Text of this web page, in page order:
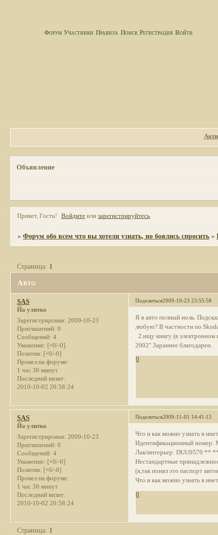
Форум Участники Правила Поиск Регистрация Войти
Объявление
Привет, Гость! Войдите илизарегистрируйтесь.
»Форум обо всем что вы хотели узнать, но боялись спросить »
Авто
Страница: 1
Поделиться2009-10-23 23:55:58
SAS
Йа улитко
Зарегистрирован: 2009-10-23
Приглашений: 0
Сообщений: 4
Уважение: [+0/-0]
Позитив: [+0/-0]
Провел на форуме:
1 час 30 минут
Последний визит:
2010-10-02 20:58:24
Я в авто полный ноль.
любую? В частности по
2.ищу книгу (в электронном
2002".Зараннее благодарен.
0
Поделиться2009-11-01 14:41:13
SAS
Йа улитко
Зарегистрирован: 2009-10-23
Приглашений: 0
Сообщений: 4
Уважение: [+0/-0]
Позитив: [+0/-0]
Провел на форуме:
1 час 30 минут
Последний визит:
2010-10-02 20:58:24
Что и как можно узнать в
Идентификационный
Лак/интерьер: DUU9570 **
Нестандартные
(я,так понял это паспорт
Что и как можно узнать в
0
Страница: 1